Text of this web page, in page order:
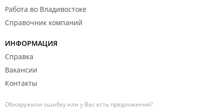
Работа во Владивостоке
Справочник компаний
ИНФОРМАЦИЯ
Справка
Вакансии
Контакты
Обнаружили ошибку или у Вас есть предложения?